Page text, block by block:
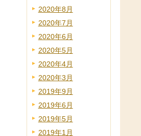
2020年8月
2020年7月
2020年6月
2020年5月
2020年4月
2020年3月
2019年9月
2019年6月
2019年5月
2019年1月